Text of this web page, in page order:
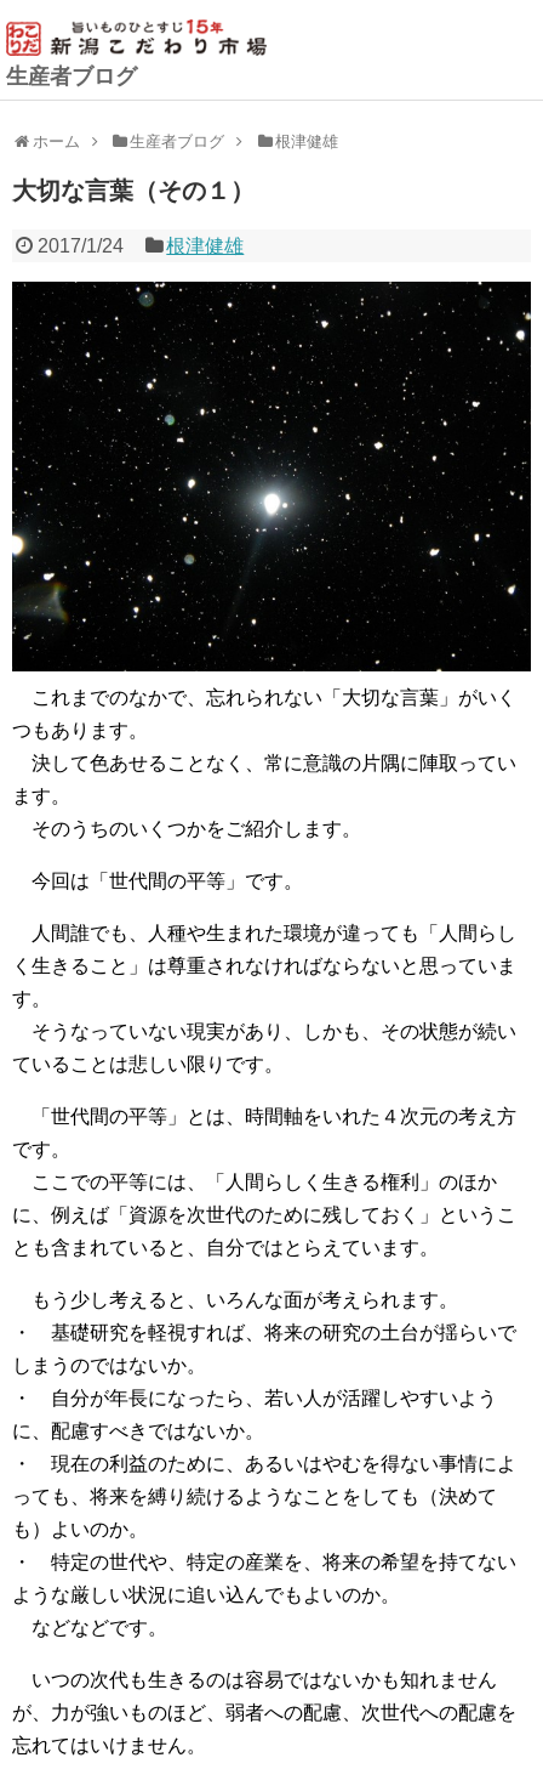
生産者ブログ
ホーム 生産者ブログ 根津健雄
大切な言葉（その１）
2017/1/24 根津健雄
これまでのなかで、忘れられない「大切な言葉」がいく
つもあります。
決して色あせることなく、常に意識の片隅に陣取ってい
ます。
そのうちのいくつかをご紹介します。
今回は「世代間の平等」です。
人間誰でも、人種や生まれた環境が違っても「人間らし
く生きること」は尊重されなければならないと思っていま
す。
そうなっていない現実があり、しかも、その状態が続い
ていることは悲しい限りです。
「世代間の平等」とは、時間軸をいれた４次元の考え方
です。
ここでの平等には、「人間らしく生きる権利」のほか
に、例えば「資源を次世代のために残しておく」というこ
とも含まれていると、自分ではとらえています。
もう少し考えると、いろんな面が考えられます。
・ 基礎研究を軽視すれば、将来の研究の土台が揺らいで
しまうのではないか。
・ 自分が年長になったら、若い人が活躍しやすいよう
に、配慮すべきではないか。
・ 現在の利益のために、あるいはやむを得ない事情によ
っても、将来を縛り続けるようなことをしても（決めて
も）よいのか。
・ 特定の世代や、特定の産業を、将来の希望を持てない
ような厳しい状況に追い込んでもよいのか。
などなどです。
いつの次代も生きるのは容易ではないかも知れません
が、力が強いものほど、弱者への配慮、次世代への配慮を
忘れてはいけません。